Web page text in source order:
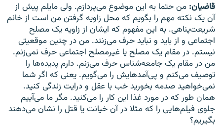
قاضیان: من حتما به این موضوع می‌پردازم. ولی مایلم پیش از
آن یک نکته مهم را بگویم که محل زاویه گرفتن من است از خانم
شریعت‌پناهی. به این مفهوم که ایشان از زاویه یک مصلح
اجتماعی و از باید و نباید حرف می‌زنند. من در چنین موقعیتی
نیستم. در مقام یک مصلح یا غیرمصلح اجتماعی حرف نمی‌زنم.
من در مقام یک جامعه‌شناس حرف می‌زنم. دارم پدیده‌ها را
توصیف می‌کنم و پی‌آمدهایش را می‌گویم. یعنی که اگر شما
نمی‌خواهید صدمه بخورید خب با عقل و درایت زندگی کنید.
همان طور که در مورد غذا این کار را می‌کنید. مگر ما می‌آییم
جلوی فیلم‌هایی را که مثلا در آن خیانت یا قتل را نشان می‌دهند
بگیریم؟